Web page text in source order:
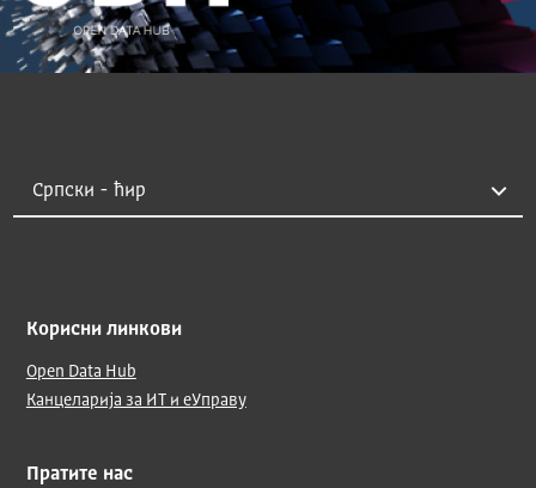
Корисни линкови
Open Data Hub
Канцеларија за ИТ и еУправу
Пратите нас